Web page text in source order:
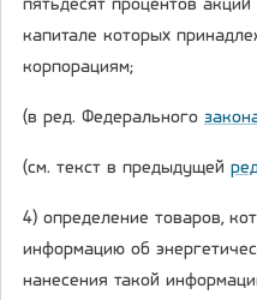
пятьдесят процентов
капитале которых
корпорациям;
(в ред. Федерального
(см. текст в предыдущей
4) определение товаров,
информацию об
нанесения такой